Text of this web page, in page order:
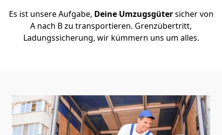
Es ist unsere Aufgabe, Deine Umzugsgütersicher von
A nach B zu transportieren. Grenzübertritt,
Ladungssicherung, wir kümmern uns um alles.